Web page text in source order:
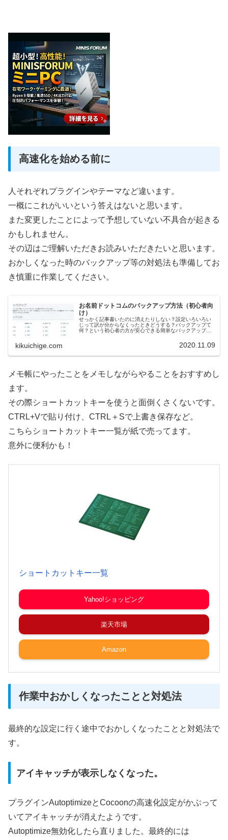
高速化を始める前に
人それぞれプラグインやテーマなど違います。
一概にこれがいいという答えはないと思います。
また変更したことによって予想していない不具合が起きる
かもしれません。
その辺はご理解いただきお読みいただきたいと思います。
おかしくなった時のバックアップ等の対処法も準備してお
き慎重に作業してください。
お名前ドットコムのバックアップ方法（初心者向
け）
せっかく記事書いたのに消えたりしない？設定いろいろい
じって訳が分からなくったときどうする？バックアップて
何？という初心者の方が安心できる簡単なバックアップ方
kikuichige.com 2020.11.09
メモ帳にやったことをメモしながらやることをおすすめし
ます。
その際ショートカットキーを使うと面倒くさくないです。
CTRL+Vで貼り付け、CTRL＋Sで上書き保存など。
こちらショートカットキー一覧が紙で売ってます。
意外に便利かも！
ショートカットキー一覧
Yahoo!ショッピング
楽天市場
Amazon
作業中おかしくなったことと対処法
最終的な設定に行く途中でおかしくなったことと対処法で
す。
アイキャッチが表示しなくなった。
プラグインAutoptimizeとCocoonの高速化設定がかぶって
いてアイキャッチが消えたようです。
Autoptimize無効化したら直りました。最終的には